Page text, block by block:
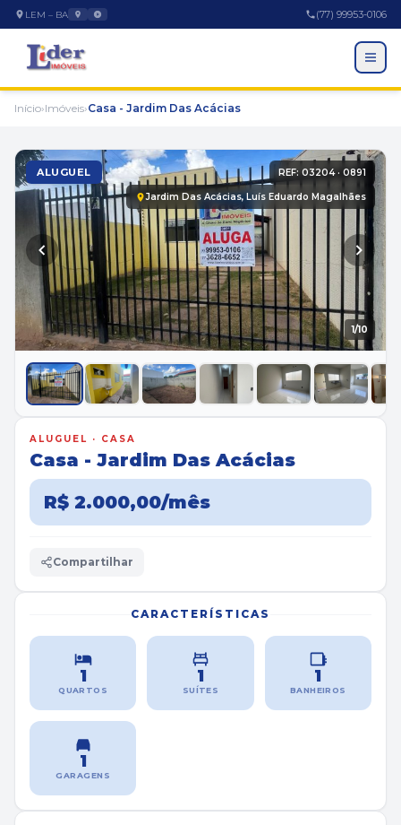
LEM – BA (77) 99953-0106
EMPRESA
A Empresa
Trabalhe Conosco
Início›Imóveis›Casa - Jardim Das Acácias
ALUGUEL REF: 03204 · 0891
Jardim Das Acácias, Luís Eduardo Magalhães
1/10
ALUGUEL · CASA
Casa - Jardim Das Acácias
R$ 2.000,00/mês
Compartilhar
CARACTERÍSTICAS
1
QUARTOS
1
SUÍTES
1
BANHEIROS
1
GARAGENS